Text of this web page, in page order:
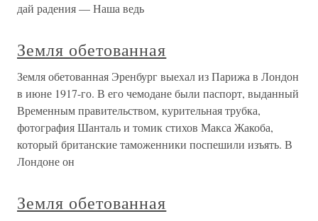
дай радения — Наша ведь
Земля обетованная
Земля обетованная Эренбург выехал из Парижа в Лондон
в июне 1917-го. В его чемодане были паспорт, выданный
Временным правительством, курительная трубка,
фотография Шанталь и томик стихов Макса Жакоба,
который британские таможенники поспешили изъять. В
Лондоне он
Земля обетованная